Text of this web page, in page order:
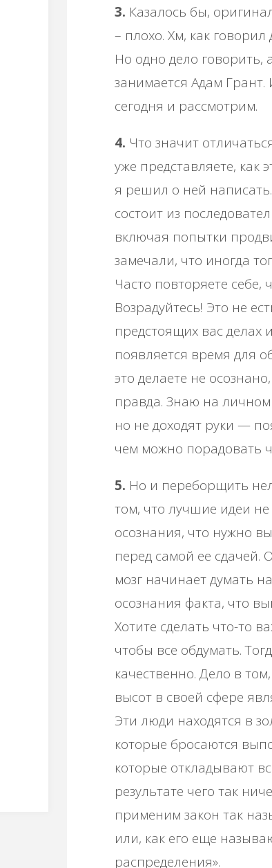
3. Казалось бы,
– плохо. Хм, как
Но одно дело говорить,
занимается Адам
сегодня и рассмотрим.
4. Что значит
уже представляете, как
я решил о ней
состоит из
включая попытки
замечали, что иногда
Часто повторяете себе,
Возрадуйтесь! Это не
предстоящих вас делах
появляется время для
это делаете не
правда. Знаю на личном
но не доходят руки —
чем можно порадовать
5. Но и переборщить
том, что лучшие идеи
осознания, что нужно
перед самой ее сдачей.
мозг начинает думать
осознания факта, что
Хотите сделать что-то
чтобы все обдумать.
качественно. Дело в
высот в своей сфере
Эти люди находятся в
которые бросаются
которые откладывают
результате чего так
применим закон так
или, как его еще
распределения».